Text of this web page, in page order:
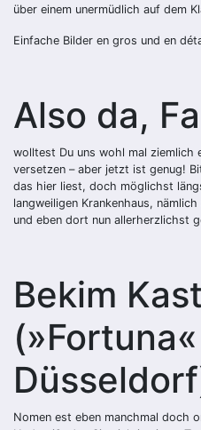
über einem unermüdlich auf dem
Einfache Bilder en gros und en
Also da,
wolltest Du uns wohl mal ziemlich
versetzen – aber jetzt ist genug!
das hier liest, doch möglichst
langweiligen Krankenhaus,
und eben dort nun allerherzlichst
Bekim
(»Fortuna«
Nomen est eben manchmal doch